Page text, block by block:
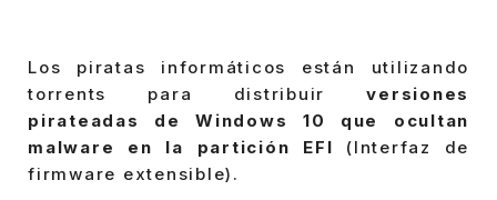
Los piratas informáticos están utilizando
torrents para distribuirversiones
pirateadas de Windows 10 que ocultan
malware en la partición EFI (Interfaz de
firmware extensible).